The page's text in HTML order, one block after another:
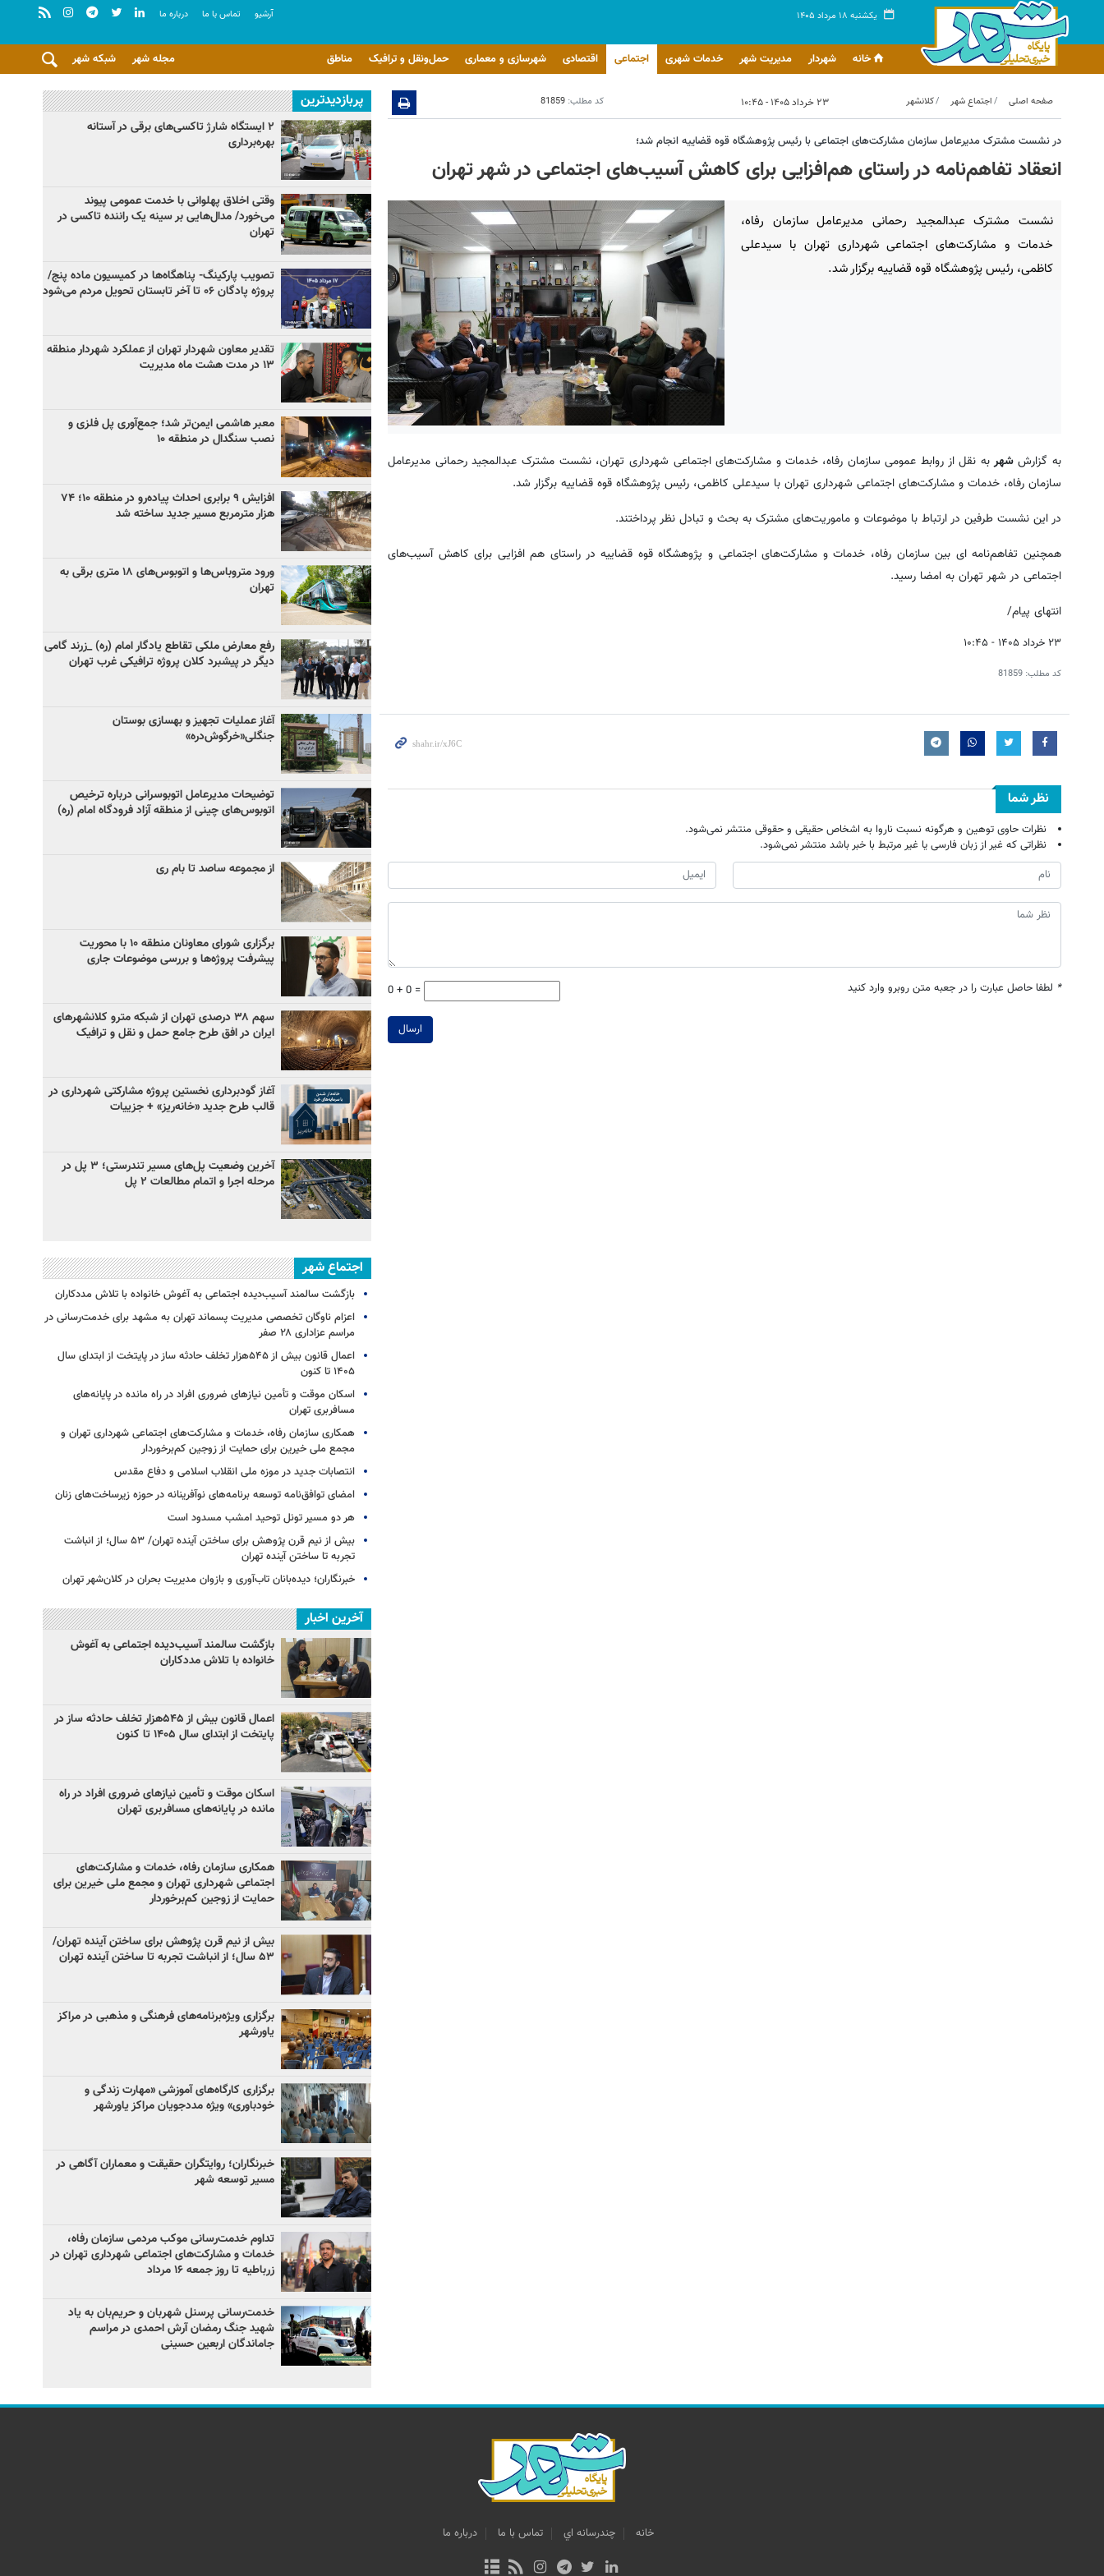
یکشنبه ۱۸ مرداد ۱۴۰۵ آرشيو تماس با ما درباره ما
خانه شهردار مدیریت شهر خدمات شهری اجتماعی اقتصادی شهرسازی و معماری حمل‌ونقل و ترافیک مناطق شبکه شهر مجله شهر
صفحه اصلی اجتماع شهر کلانشهر ۲۳ خرداد ۱۴۰۵ - ۱۰:۴۵ کد مطلب: 81859
در نشست مشترک مدیرعامل سازمان مشارکت‌های اجتماعی با رئیس پژوهشگاه قوه قضاییه انجام شد؛
انعقاد تفاهم‌نامه در راستای هم‌افزایی برای کاهش آسیب‌های اجتماعی در شهر تهران
نشست مشترک عبدالمجید رحمانی مدیرعامل سازمان رفاه،
خدمات و مشارکت‌های اجتماعی شهرداری تهران با سیدعلی
کاظمی، رئیس پژوهشگاه قوه قضاییه برگزار شد.
به گزارششهربه نقل از روابط عمومی سازمان رفاه، خدمات و مشارکت‌های اجتماعی شهرداری تهران، نشست مشترک عبدالمجید رحمانی مدیرعامل
سازمان رفاه، خدمات و مشارکت‌های اجتماعی شهرداری تهران با سیدعلی کاظمی، رئیس پژوهشگاه قوه قضاییه برگزار شد.
در این نشست طرفین در ارتباط با موضوعات و ماموریت‌های مشترک به بحث و تبادل نظر پرداختند.
همچنین تفاهم‌نامه ای بین سازمان رفاه، خدمات و مشارکت‌های اجتماعی و پژوهشگاه قوه قضاییه در راستای هم افزایی برای کاهش آسیب‌های
اجتماعی در شهر تهران به امضا رسید.
انتهای پیام/
۲۳ خرداد ۱۴۰۵ - ۱۰:۴۵
کد مطلب: 81859
نظر شما
نظرات حاوی توهین و هرگونه نسبت ناروا به اشخاص حقیقی و حقوقی منتشر نمی‌شود.
نظراتی که غیر از زبان فارسی یا غیر مرتبط با خبر باشد منتشر نمی‌شود.
* لطفا حاصل عبارت را در جعبه متن روبرو وارد کنید 0 + 0 =
ارسال
پربازدیدترین
۲ ایستگاه شارژ تاکسی‌های برقی در آستانه
بهره‌برداری
وقتی اخلاق پهلوانی با خدمت عمومی پیوند
می‌خورد/ مدال‌هایی بر سینه یک راننده تاکسی در
تهران
تصویب پارکینگ- پناهگاه‌ها در کمیسیون ماده پنج/
پروژه پادگان ۰۶ تا آخر تابستان تحویل مردم می‌شود
تقدیر معاون شهردار تهران از عملکرد شهردار منطقه
۱۳ در مدت هشت ماه مدیریت
معبر هاشمی ایمن‌تر شد؛ جمع‌آوری پل فلزی و
نصب سنگدال در منطقه ۱۰
افزایش ۹ برابری احداث پیاده‌رو در منطقه ۱۰؛ ۷۴
هزار مترمربع مسیر جدید ساخته شد
ورود متروباس‌ها و اتوبوس‌های ۱۸ متری برقی به
تهران
رفع معارض ملکی تقاطع یادگار امام (ره) _زرند گامی
دیگر در پیشبرد کلان پروژه‌ ترافیکی غرب تهران
آغاز عملیات تجهیز و بهسازی بوستان
جنگلی«خرگوش‌دره»
توضیحات مدیرعامل اتوبوسرانی درباره ترخیص
اتوبوس‌های چینی از منطقه آزاد فرودگاه امام (ره)
از مجموعه ساصد تا بام ری
برگزاری شورای معاونان منطقه ۱۰ با محوریت
پیشرفت پروژه‌ها و بررسی موضوعات جاری
سهم ۳۸ درصدی تهران از شبکه مترو کلانشهرهای
ایران در افق طرح جامع حمل و نقل و ترافیک
آغاز گودبرداری نخستین پروژه مشارکتی شهرداری در
قالب طرح جدید «خانه‌ریز» + جزییات
آخرین وضعیت پل‌های مسیر تندرستی؛ ۳ پل در
مرحله اجرا و اتمام مطالعات ۲ پل
اجتماع شهر
بازگشت سالمند آسیب‌دیده اجتماعی به آغوش خانواده با تلاش مددکاران
اعزام ناوگان تخصصی مدیریت پسماند تهران به مشهد برای خدمت‌رسانی در
مراسم عزاداری ۲۸ صفر
اعمال قانون بیش از ۵۴۵هزار تخلف حادثه ساز در پایتخت از ابتدای سال
۱۴۰۵ تا کنون
اسکان موقت و تأمین نیازهای ضروری افراد در راه مانده در پایانه‌های
مسافربری تهران
همکاری سازمان رفاه، خدمات و مشارکت‌های اجتماعی شهرداری تهران و
مجمع ملی خیرین برای حمایت از زوجین کم‌برخوردار
انتصابات جدید در موزه ملی انقلاب اسلامی و دفاع مقدس
امضای توافق‌نامه توسعه برنامه‌های نوآفرینانه در حوزه زیرساخت‏‌های زنان
هر دو مسیر تونل توحید امشب مسدود است
بیش از نیم قرن پژوهش برای ساختن آینده تهران/ ۵۳ سال؛ از انباشت
تجربه تا ساختن آینده تهران
خبرنگاران؛ دیده‌بانان تاب‌آوری و بازوان مدیریت بحران در کلان‌شهر تهران
آخرین اخبار
بازگشت سالمند آسیب‌دیده اجتماعی به آغوش
خانواده با تلاش مددکاران
اعمال قانون بیش از ۵۴۵هزار تخلف حادثه ساز در
پایتخت از ابتدای سال ۱۴۰۵ تا کنون
اسکان موقت و تأمین نیازهای ضروری افراد در راه
مانده در پایانه‌های مسافربری تهران
همکاری سازمان رفاه، خدمات و مشارکت‌های
اجتماعی شهرداری تهران و مجمع ملی خیرین برای
حمایت از زوجین کم‌برخوردار
بیش از نیم قرن پژوهش برای ساختن آینده تهران/
۵۳ سال؛ از انباشت تجربه تا ساختن آینده تهران
برگزاری ویژه‌برنامه‌های فرهنگی و مذهبی در مراکز
یاورشهر
برگزاری کارگاه‌های آموزشی «مهارت زندگی و
خودباوری» ویژه مددجویان مراکز یاورشهر
خبرنگاران؛ روایتگران حقیقت و معماران آگاهی در
مسیر توسعه شهر
تداوم خدمت‌رسانی موکب مردمی سازمان رفاه،
خدمات و مشارکت‌های اجتماعی شهرداری تهران در
زرباطیه تا روز جمعه ۱۶ مرداد
خدمت‌رسانی پرسنل شهربان و حریم‌بان به یاد
شهید جنگ رمضان آرش احمدی در مراسم
جاماندگان اربعین حسینی
خانه چندرسانه اي تماس با ما درباره ما